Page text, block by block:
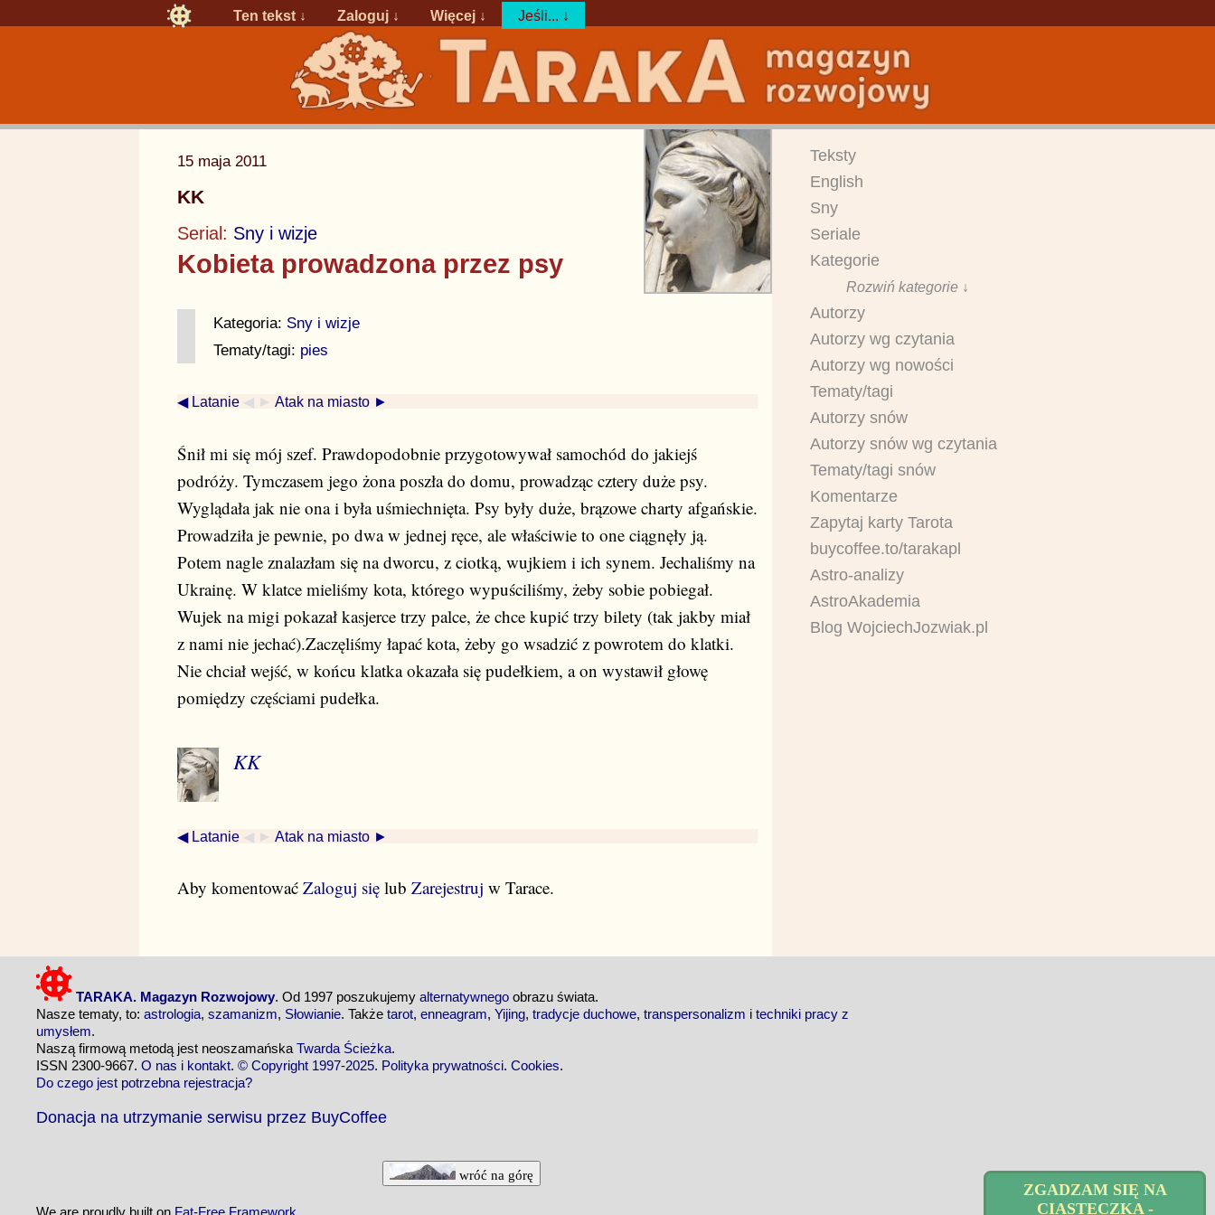
ZGADZAM SIĘ NA
CIASTECZKA -
Ten tekst ↓ Zaloguj ↓ Więcej ↓ Jeśli... ↓
15 maja 2011
KK
Serial: Sny i wizje
Kobieta prowadzona przez psy
Kategoria: Sny i wizje
Tematy/tagi: pies
◀ Latanie ◀ ► Atak na miasto ►
Śnił mi się mój szef. Prawdopodobnie przygotowywał samochód do jakiejś
podróży. Tymczasem jego żona poszła do domu, prowadząc cztery duże psy.
Wyglądała jak nie ona i była uśmiechnięta. Psy były duże, brązowe charty afgańskie.
Prowadziła je pewnie, po dwa w jednej ręce, ale właściwie to one ciągnęły ją.
Potem nagle znalazłam się na dworcu, z ciotką, wujkiem i ich synem. Jechaliśmy na
Ukrainę. W klatce mieliśmy kota, którego wypuściliśmy, żeby sobie pobiegał.
Wujek na migi pokazał kasjerce trzy palce, że chce kupić trzy bilety (tak jakby miał
z nami nie jechać).Zaczęliśmy łapać kota, żeby go wsadzić z powrotem do klatki.
Nie chciał wejść, w końcu klatka okazała się pudełkiem, a on wystawił głowę
pomiędzy częściami pudełka.
KK
◀ Latanie ◀ ► Atak na miasto ►
Aby komentować Zaloguj się lub Zarejestruj w Tarace.
Teksty
English
Sny
Seriale
Kategorie
Rozwiń kategorie ↓
Autorzy
Autorzy wg czytania
Autorzy wg nowości
Tematy/tagi
Autorzy snów
Autorzy snów wg czytania
Tematy/tagi snów
Komentarze
Zapytaj karty Tarota
buycoffee.to/tarakapl
Astro-analizy
AstroAkademia
Blog WojciechJozwiak.pl
TARAKA. Magazyn Rozwojowy. Od 1997 poszukujemy alternatywnego obrazu świata.
Nasze tematy, to: astrologia, szamanizm, Słowianie. Także tarot, enneagram, Yijing, tradycje duchowe, transpersonalizm i techniki pracy z
umysłem.
Naszą firmową metodą jest neoszamańskaTwarda Ścieżka.
ISSN 2300-9667. O nas i kontakt. © Copyright 1997-2025. Polityka prywatności. Cookies.
Do czego jest potrzebna rejestracja?
Donacja na utrzymanie serwisu przez BuyCoffee
wróć na górę